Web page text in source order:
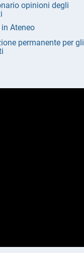
opinioni degli
Ateneo
permanente per gli